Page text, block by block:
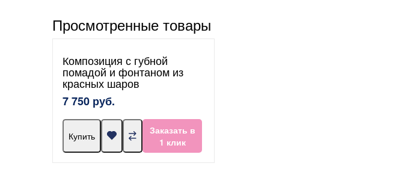
Просмотренные товары
Композиция с губной
помадой и фонтаном из
красных шаров
7 750 руб.
Купить
Заказать в
1 клик